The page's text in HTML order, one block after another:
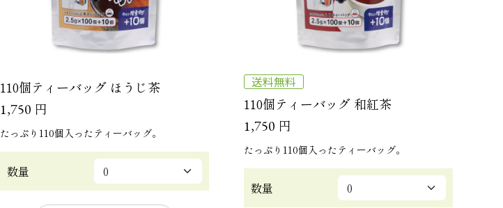
110個ティーバッグ ほうじ茶
1,750 円
たっぷり110個入ったティーバッグ。
数量
送料無料
110個ティーバッグ 和紅茶
1,750 円
たっぷり110個入ったティーバッグ。
数量